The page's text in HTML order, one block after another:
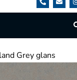
Grey glans